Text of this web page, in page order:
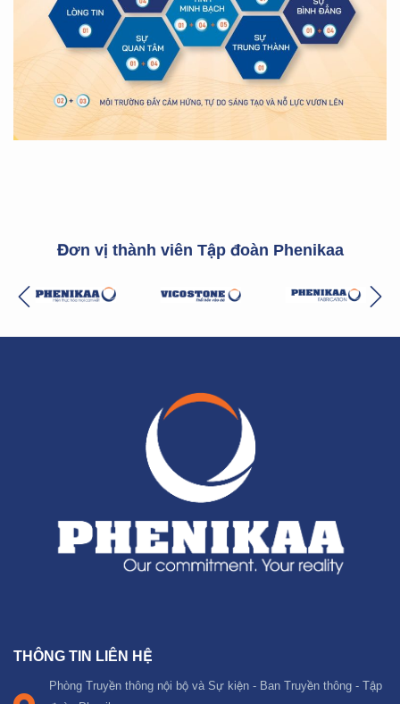
Đơn vị thành viên Tập đoàn Phenikaa
THÔNG TIN LIÊN HỆ
Phòng Truyền thông nội bộ và Sự kiện - Ban Truyền thông - Tập